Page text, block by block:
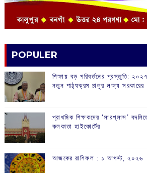
POPULER
শিক্ষায় বড় পরিবর্তনের প্রস্তুতি:
নতুন পাঠ্যক্রম চালুর লক্ষ্য সরকারের
প্রাথমিক শিক্ষকদের ‘সারপ্লাস’
কলকাতা হাইকোর্টের
আজকের রাশিফল :‌ ‌‌১ আগস্ট, ২০২৬